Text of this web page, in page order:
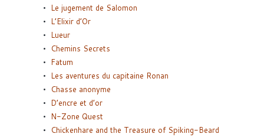
Le jugement de Salomon
L’Elixir d’Or
Lueur
Chemins Secrets
Fatum
Les aventures du capitaine Ronan
Chasse anonyme
D’encre et d’or
N-Zone Quest
Chickenhare and the Treasure of Spiking-Beard